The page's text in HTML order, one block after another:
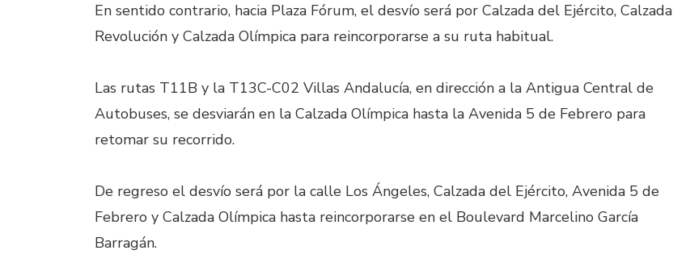
En sentido contrario, hacia Plaza Fórum, el desvío será por Calzada del Ejército, Calzada
Revolución y Calzada Olímpica para reincorporarse a su ruta habitual.
Las rutas T11B y la T13C-C02 Villas Andalucía, en dirección a la Antigua Central de
Autobuses, se desviarán en la Calzada Olímpica hasta la Avenida 5 de Febrero para
retomar su recorrido.
De regreso el desvío será por la calle Los Ángeles, Calzada del Ejército, Avenida 5 de
Febrero y Calzada Olímpica hasta reincorporarse en el Boulevard Marcelino García
Barragán.